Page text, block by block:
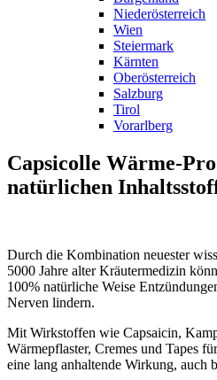
Niederösterreich
Wien
Steiermark
Kärnten
Oberösterreich
Salzburg
Tirol
Vorarlberg
Capsicolle Wärme-
natürlichen
Durch die Kombination neuester
5000 Jahre alter Kräutermedizin
100% natürliche Weise
Nerven lindern.
Mit Wirkstoffen wie Capsaicin,
Wärmepflaster, Cremes und Tapes
eine lang anhaltende Wirkung, auch